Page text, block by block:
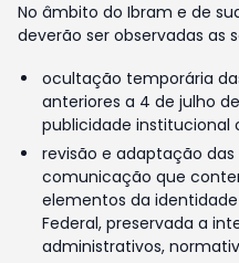
No âmbito do Ibram e de
deverão ser observadas as
ocultação temporária
anteriores a 4 de julho
publicidade institucional
revisão e adaptação
comunicação que
elementos da
Federal, preservada a
administrativos,